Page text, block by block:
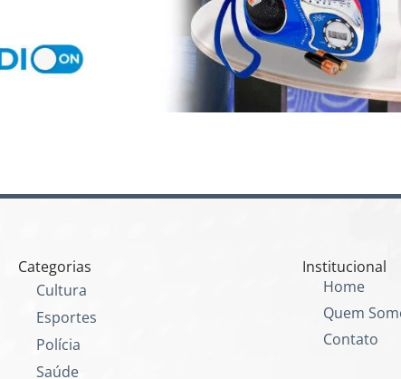
Categorias
Cultura
Esportes
Polícia
Saúde
Institucional
Home
Quem
Contato